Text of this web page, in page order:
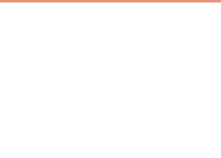
Abonnieren